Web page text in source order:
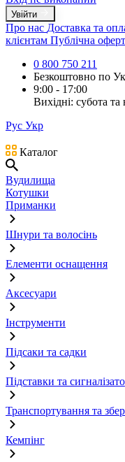
Увійти
Про нас Доставка та
клієнтам Публічна
0 800 750 211
Безкоштовно по
9:00 - 17:00
Вихідні: субота та
Рус Укр
Каталог
Вудилища
Котушки
Приманки
Шнури та волосінь
Елементи оснащення
Аксесуари
Інструменти
Підсаки та садки
Підставки та
Транспортування та
Кемпінг